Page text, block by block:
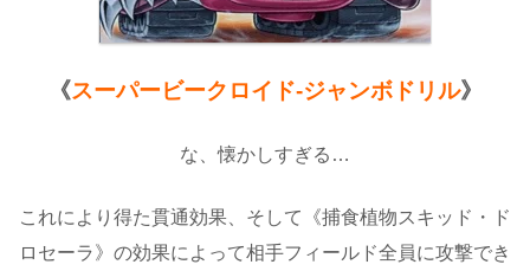
《スーパービークロイド-ジャンボドリル》
な、懐かしすぎる…
これにより得た貫通効果、そして《捕食植物スキッド・ド
ロセーラ》の効果によって相手フィールド全員に攻撃でき